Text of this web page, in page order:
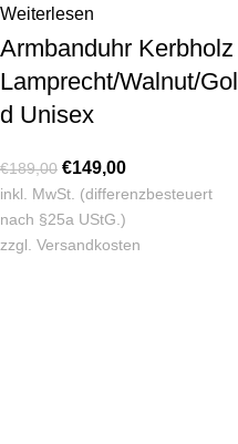
Weiterlesen
Armbanduhr Kerbholz
Lamprecht/Walnut/Gol
d Unisex
€189,00 €149,00
inkl. MwSt. (differenzbesteuert
nach §25a UStG.)
zzgl. Versandkosten